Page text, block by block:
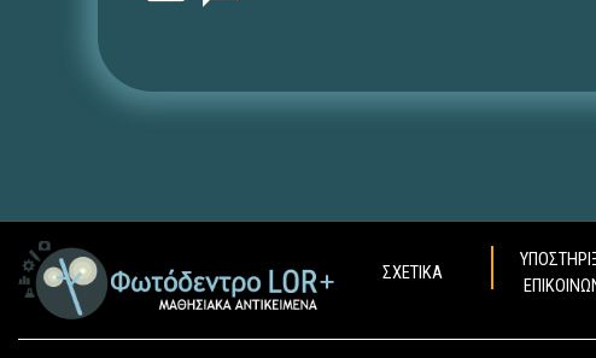
ΣΧΕΤΙΚΑ